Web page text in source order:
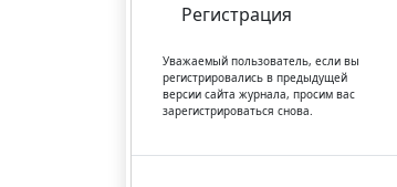
Регистрация
Уважаемый пользователь, если вы
регистрировались в предыдущей
версии сайта журнала, просим вас
зарегистрироваться снова.